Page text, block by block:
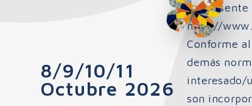
8/9/10/11
Octubre 2026
La
http://
Conforme
demás
interesado/
son